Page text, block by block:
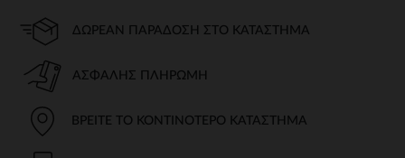
ΔΩΡΕΆΝ ΠΑΡΆΔΟΣΗ ΣΤΟ ΚΑΤΆΣΤΗΜΑ
ΑΣΦΑΛΉΣ ΠΛΗΡΩΜΉ
ΒΡΕΊΤΕ ΤΟ ΚΟΝΤΙΝΌΤΕΡΟ ΚΑΤΆΣΤΗΜΑ